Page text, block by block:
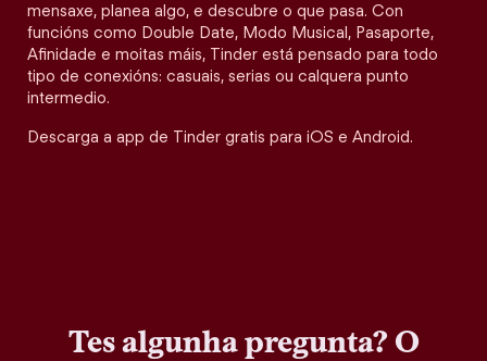
mensaxe, planea algo, e descubre o que pasa. Con
funcións como Double Date, Modo Musical, Pasaporte,
Afinidade e moitas máis, Tinder está pensado para todo
tipo de conexións: casuais, serias ou calquera punto
intermedio.
Descarga a app de Tinder gratis para iOS e Android.
Tes algunha pregunta? O